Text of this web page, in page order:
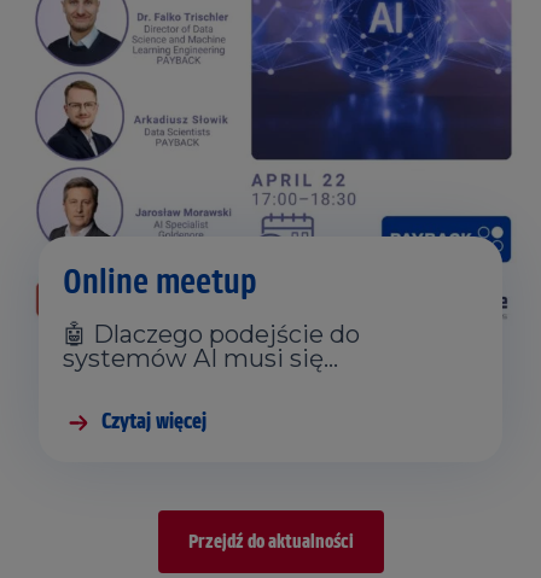
Online meetup
🤖 Dlaczego podejście do
systemów AI musi się…
Czytaj więcej
Przejdź do aktualności